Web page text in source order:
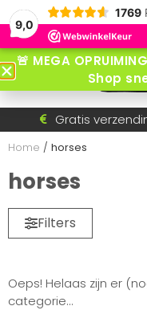
9,0
1769
BetaalSnel
Gratis
Voor 15:30
Home / horses
horses
Filters
Oeps! Helaas zijn er
categorie...
🚨 MEGA
Shop